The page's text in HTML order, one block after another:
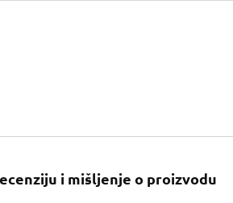
i mišljenje o proizvodu